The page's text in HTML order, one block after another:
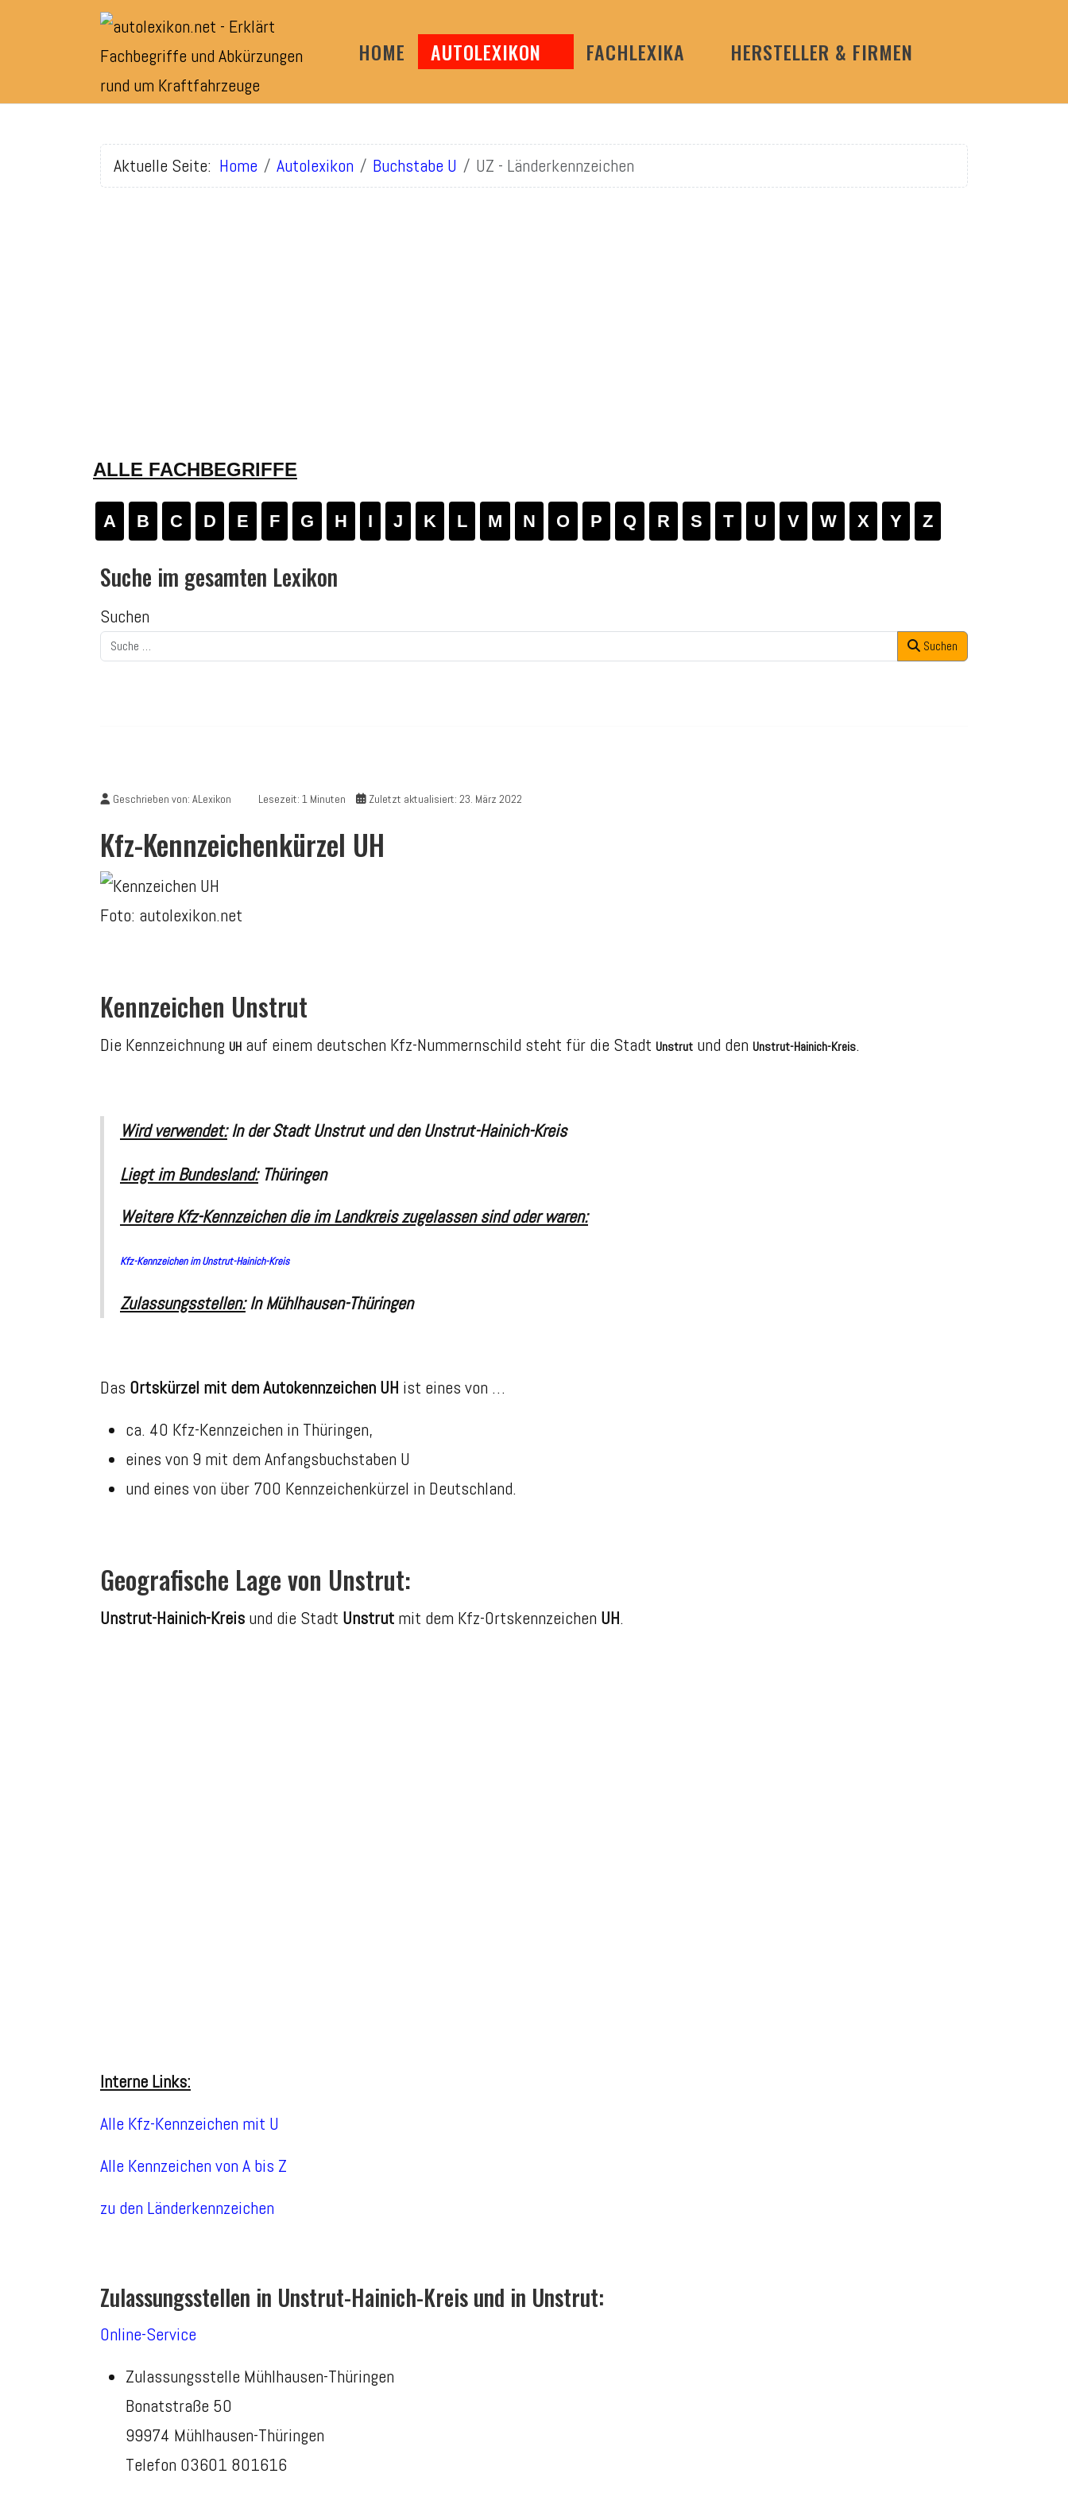
HOME AUTOLEXIKON FACHLEXIKA HERSTELLER & FIRMEN
Aktuelle Seite: Home Autolexikon Buchstabe U UZ - Länderkennzeichen
ALLE FACHBEGRIFFE
A B C D E F G H I J K L M N O P Q R S T U V W X Y Z
Suche im gesamten Lexikon
Suchen
Suchen
Geschrieben von: ALexikon Lesezeit: 1 Minuten Zuletzt aktualisiert: 23. März 2022
Kfz-Kennzeichenkürzel UH
Foto: autolexikon.net
Kennzeichen Unstrut
Die Kennzeichnung UH auf einem deutschen Kfz-Nummernschild steht für die Stadt Unstrut und den Unstrut-Hainich-Kreis.
Wird verwendet:In der StadtUnstrutund denUnstrut-Hainich-Kreis
Liegt im Bundesland: Thüringen
Weitere Kfz-Kennzeichen die im Landkreis zugelassen sind oder waren:
Kfz-Kennzeichen im Unstrut-Hainich-Kreis
Zulassungsstellen:InMühlhausen-Thüringen
Das Ortskürzel mit dem Autokennzeichen UH ist eines von …
ca. 40 Kfz-Kennzeichen in Thüringen,
eines von 9 mit dem Anfangsbuchstaben U
und eines von über 700 Kennzeichenkürzel in Deutschland.
Geografische Lage von Unstrut:
Unstrut-Hainich-Kreis und die Stadt Unstrut mit dem Kfz-Ortskennzeichen UH.
Interne Links:
Alle Kfz-Kennzeichen mit U
Alle Kennzeichen von A bis Z
zu den Länderkennzeichen
Zulassungsstellen in Unstrut-Hainich-Kreis und in Unstrut:
Online-Service
Zulassungsstelle Mühlhausen-Thüringen
Bonatstraße 50
99974 Mühlhausen-Thüringen
Telefon 03601 801616